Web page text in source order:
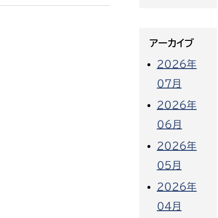
アーカイブ
2026年
07月
2026年
06月
2026年
05月
2026年
04月